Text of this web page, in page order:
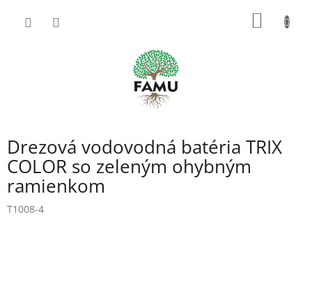
Drezová vodovodná batéria TRIX
COLOR so zeleným ohybným
ramienkom
T1008-4